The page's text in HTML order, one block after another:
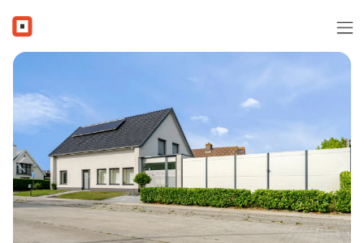
Aanbod
Verkocht
Contact
Gratis schatting
Previous